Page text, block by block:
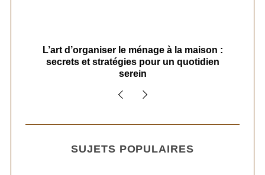
L’art d’organiser le ménage à la maison :
secrets et stratégies pour un quotidien
serein
SUJETS POPULAIRES